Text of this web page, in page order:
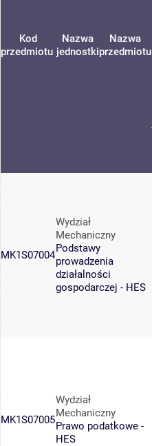
Kod
przedmiotu
Nazwa
jednostki
Nazwa
przedmiotu
MK1S07004
Wydział
Mechaniczny
Podstawy
prowadzenia
działalności
gospodarczej - HES
MK1S07005
Wydział
Mechaniczny
Prawo podatkowe -
HES